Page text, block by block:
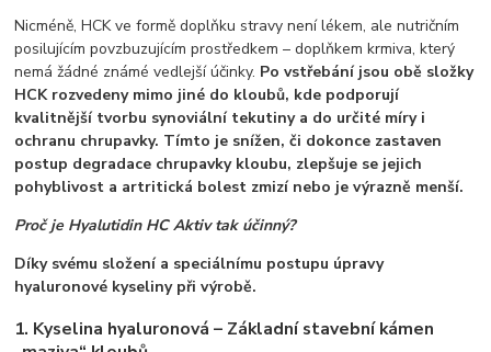
Nicméně, HCK ve formě doplňku stravy není lékem, ale nutričním
posilujícím povzbuzujícím prostředkem – doplňkem krmiva, který
nemá žádné známé vedlejší účinky. Po vstřebání jsou obě složky
HCK rozvedeny mimo jiné do kloubů, kde podporují
kvalitnější tvorbu synoviální tekutiny a do určité míry i
ochranu chrupavky. Tímto je snížen, či dokonce zastaven
postup degradace chrupavky kloubu, zlepšuje se jejich
pohyblivost a artritická bolest zmizí nebo je výrazně menší.
Proč je Hyalutidin HC Aktiv tak účinný?
Díky svému složení a speciálnímu postupu úpravy
hyaluronové kyseliny při výrobě.
1. Kyselina hyaluronová – Základní stavební kámen